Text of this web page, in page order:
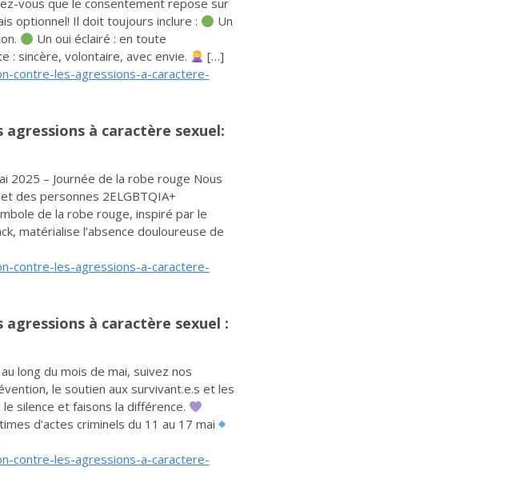
vous que le consentement repose sur
optionnel! Il doit toujours inclure :
Un
Un oui éclairé : en toute
: sincère, volontaire, avec envie.
[…]
contre-les-agressions-a-caractere-
à caractère sexuel:
2025 – Journée de la robe rouge Nous
des personnes 2ELGBTQIA+
de la robe rouge, inspiré par le
matérialise l’absence douloureuse de
contre-les-agressions-a-caractere-
à caractère sexuel :
au long du mois de mai, suivez nos
le soutien aux survivant.e.s et les
silence et faisons la différence.
d’actes criminels du 11 au 17 mai
contre-les-agressions-a-caractere-